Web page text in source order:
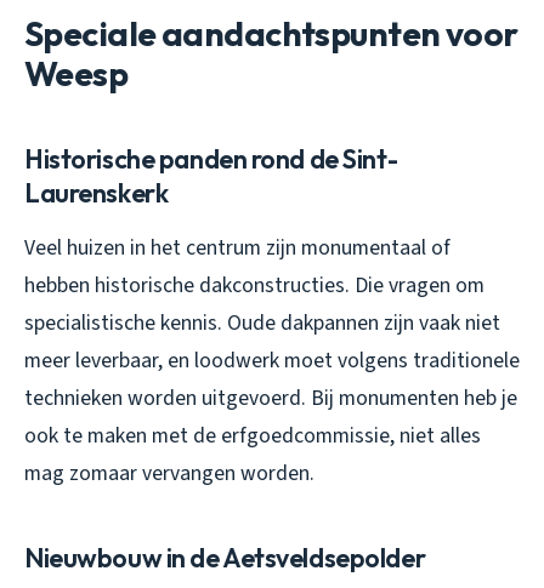
Speciale aandachtspunten voor
Weesp
Historische panden rond de Sint-
Laurenskerk
Veel huizen in het centrum zijn monumentaal of
hebben historische dakconstructies. Die vragen om
specialistische kennis. Oude dakpannen zijn vaak niet
meer leverbaar, en loodwerk moet volgens traditionele
technieken worden uitgevoerd. Bij monumenten heb je
ook te maken met de erfgoedcommissie, niet alles
mag zomaar vervangen worden.
Nieuwbouw in de Aetsveldsepolder